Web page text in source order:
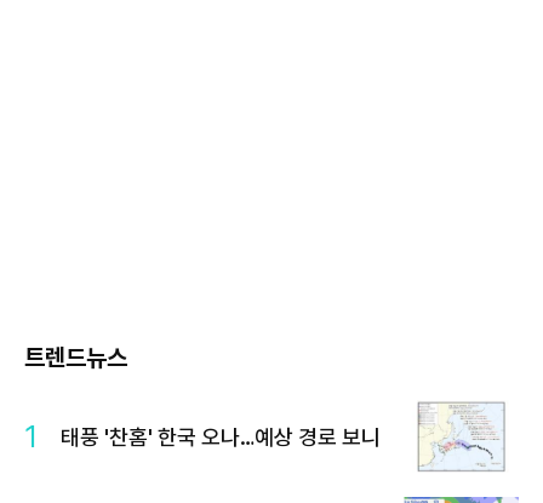
트렌드뉴스
1 태풍 '찬홈' 한국 오나…예상 경로 보니